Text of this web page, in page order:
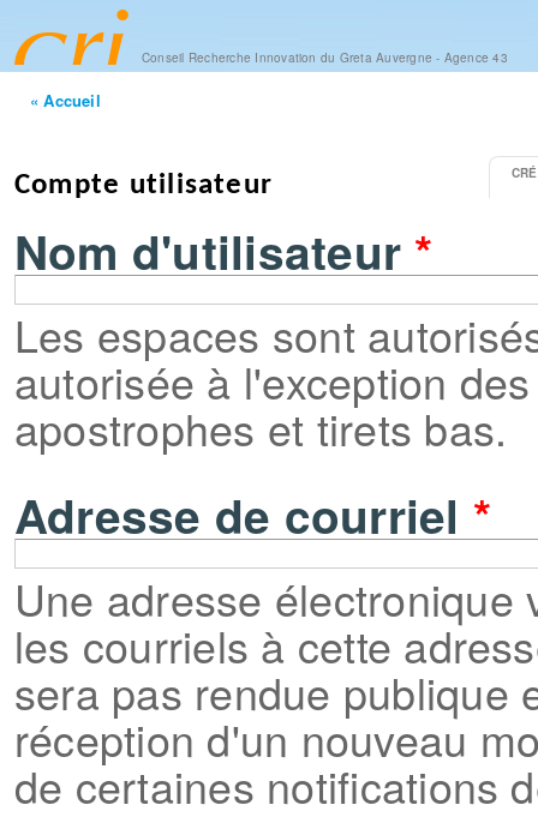
Conseil Recherche Innovation du Greta Auvergne - Agence 43
« Accueil
Onglets principaux
Compte utilisateur
Nom d'utilisateur *
Les espaces sont
autorisée à l'exception
apostrophes et tirets bas.
Adresse de courriel *
Une adresse électronique
les courriels à cette
sera pas rendue publique
réception d'un nouveau
de certaines notifications